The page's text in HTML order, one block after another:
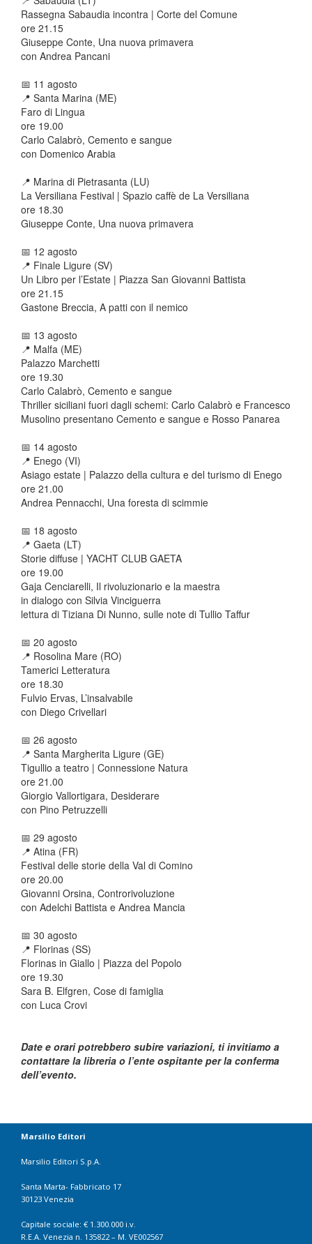
Rassegna Sabaudia incontra | Corte del Comune
ore 21.15
Giuseppe Conte, Una nuova primavera
con Andrea Pancani
📅 11 agosto
📍 Santa Marina (ME)
Faro di Lingua
ore 19.00
Carlo Calabrò, Cemento e sangue
con Domenico Arabia
📍 Marina di Pietrasanta (LU)
La Versiliana Festival | Spazio caffè de La Versiliana
ore 18.30
Giuseppe Conte, Una nuova primavera
📅 12 agosto
📍 Finale Ligure (SV)
Un Libro per l’Estate | Piazza San Giovanni Battista
ore 21.15
Gastone Breccia, A patti con il nemico
📅 13 agosto
📍 Malfa (ME)
Palazzo Marchetti
ore 19.30
Carlo Calabrò, Cemento e sangue
Thriller siciliani fuori dagli schemi: Carlo Calabrò e Francesco
Musolino presentano Cemento e sangue e Rosso Panarea
📅 14 agosto
📍 Enego (VI)
Asiago estate | Palazzo della cultura e del turismo di Enego
ore 21.00
Andrea Pennacchi, Una foresta di scimmie
📅 18 agosto
📍 Gaeta (LT)
Storie diffuse | YACHT CLUB GAETA
ore 19.00
Gaja Cenciarelli, Il rivoluzionario e la maestra
in dialogo con Silvia Vinciguerra
lettura di Tiziana Di Nunno, sulle note di Tullio Taffur
📅 20 agosto
📍 Rosolina Mare (RO)
Tamerici Letteratura
ore 18.30
Fulvio Ervas, L’insalvabile
con Diego Crivellari
📅 26 agosto
📍 Santa Margherita Ligure (GE)
Tigullio a teatro | Connessione Natura
ore 21.00
Giorgio Vallortigara, Desiderare
con Pino Petruzzelli
📅 29 agosto
📍 Atina (FR)
Festival delle storie della Val di Comino
ore 20.00
Giovanni Orsina, Controrivoluzione
con Adelchi Battista e Andrea Mancia
📅 30 agosto
📍 Florinas (SS)
Florinas in Giallo | Piazza del Popolo
ore 19.30
Sara B. Elfgren, Cose di famiglia
con Luca Crovi
Date e orari potrebbero subire variazioni, ti invitiamo a
contattare la libreria o l’ente ospitante per la conferma
dell’evento.
Marsilio Editori
Marsilio Editori S.p.A.
Santa Marta- Fabbricato 17
30123 Venezia
Capitale sociale: € 1.300.000 i.v.
R.E.A. Venezia n. 135822 – M. VE002567